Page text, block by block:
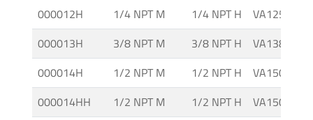
000012H 1/4 NPT M 1/4 NPT H
VA125M CT
000013H
3/8 NPT M 3/8 NPT H
VA138M CT
000014H
1/2 NPT M 1/2 NPT H
VA150M CT
000014HH
1/2 NPT M 1/2 NPT H
VA150M